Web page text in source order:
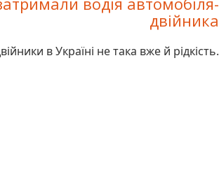
двійника
в Україні не така вже й рідкість.